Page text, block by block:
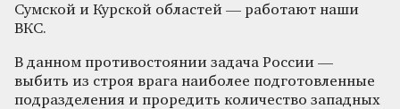
Сумской и Курской областей — работают наши
ВКС.
В данном противостоянии задача России —
выбить из строя врага наиболее подготовленные
подразделения и проредить количество западных